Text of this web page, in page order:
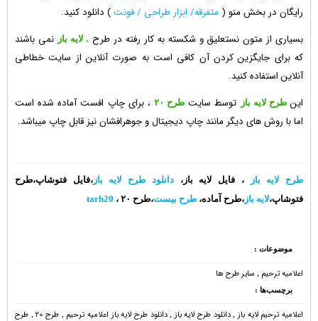
رایگان در بخش منو ( متفرقه/ ابزار طراحی / فونت) دانلود کنید.
بسیاری از متون نستعلیق و شکسته به کار رفته در طرح،لایه باز نمی باشند
که برای جایگزین کردن آن کافی است به صورت آنلاین از سایت خطاطی
آنلایناستفاده کنید.
اینطرح لایه باز توسط سایت طرح ۲۰
، برای چاپ افست آماده شده است
اما با روش های دیگر مانند چاپ دیجیتال و جوهرافشان نیز قابل چاپ میباشد.
طرح لایه باز ، فایل لایه باز،دانلود طرح لایه باز،فایل فتوشاپ،طرح
فتوشاپ،لایه باز ،طرح آماده، طرح بیست،طرح ۲۰ ، tarh20
موضوعات :
اعلاميه ترحيم , سایر طرح ها
برچسب‌ها :
اعلامیه ترحیم لایه باز,دانلود طرح لایه باز,دانلود طرح لایه باز اعلامیه ترحیم ,طرح 20 , طرح